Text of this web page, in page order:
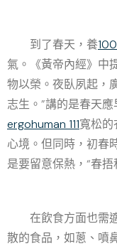
到了春天，養
氣。《黃帝內經》中
物以榮。夜臥夙起，
志生。”講的是春天
ergohuman 111寬松
心境。但同時，初春
是要留意保熱，“春
在飲食方面也需適
散的食品，如蔥、噴